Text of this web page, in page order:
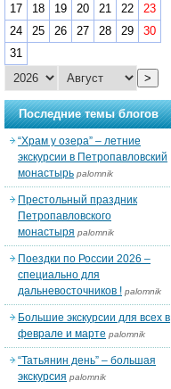
17
18 19 20 21 22
23
24
25 26 27 28 29
30
31
>
Последние темы блогов
“Храм у озера” – летние
экскурсии в Петропавловский
монастырь palomnik
Престольный праздник
Петропавловского
монастыря palomnik
Поездки по России 2026 –
специально для
дальневосточников ! palomnik
Большие экскурсии для всех в
феврале и марте palomnik
“Татьянин день” – большая
экскурсия palomnik